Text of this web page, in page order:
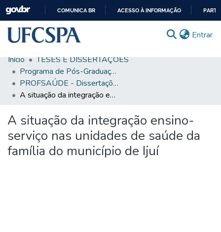
CONTEÚDO
COMUNICA BR ACESSO À INFORMAÇÃO
Entrar
Comunidades & Coleções
Busca Facetada
Autoarquivamento
Sobre o RI-UFCSPA
Início
TESES E DISSERTAÇÕES
Programa de Pós-Graduação em Saúde da Família
PROFSAÚDE - Dissertações
A situação da integração ensino-serviço nas unidades de saúde da família do município de Ijuí
A situação da integração ensino-
serviço nas unidades de saúde da
família do município de Ijuí